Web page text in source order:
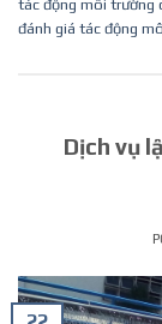
tác động môi trường
đánh giá tác động
Dịch vụ